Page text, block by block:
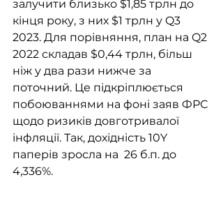
залучити близько $1,85 трлн до
кінця року, з них $1 трлн у Q3
2023. Для порівняння, план на Q2
2022 складав $0,44 трлн, більш
ніж у два рази нижче за
поточний. Це підкріплюється
побоюваннями на фоні заяв ФРС
щодо ризиків довготривалої
інфляції. Так, дохідність 10Y
паперів зросла на  26 б.п. до
4,336%.